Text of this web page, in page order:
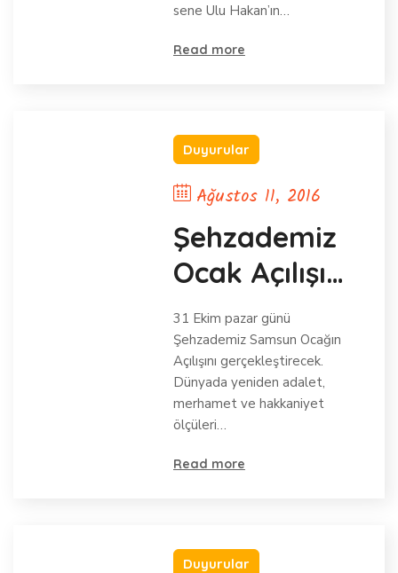
Haftası”
Etkinlikleri
sene Ulu Hakan’ın…
Read more
Duyurular
Ağustos 11, 2016
Şehzademiz
Ocak Açılışı
için SAMSUNa
gidiyor
31 Ekim pazar günü
Şehzademiz Samsun Ocağın
Açılışını gerçekleştirecek.
Dünyada yeniden adalet,
merhamet ve hakkaniyet
ölçüleri…
Read more
Duyurular